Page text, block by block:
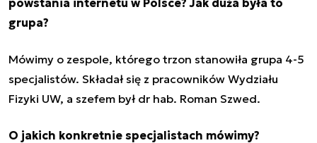
grupa?
Mówimy o zespole, którego trzon stanowiła grupa 4-5
specjalistów. Składał się z pracowników Wydziału
Fizyki UW, a szefem był dr hab. Roman Szwed.
O jakich konkretnie specjalistach mówimy?